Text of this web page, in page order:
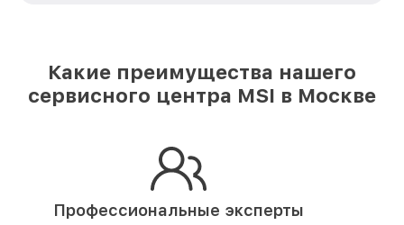
Какие преимущества нашего
сервисного центра MSI в Москве
Профессиональные эксперты